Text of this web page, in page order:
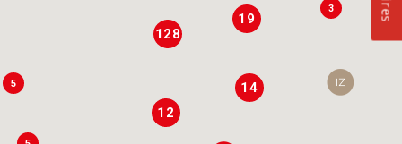
128
19
3
5
12
14